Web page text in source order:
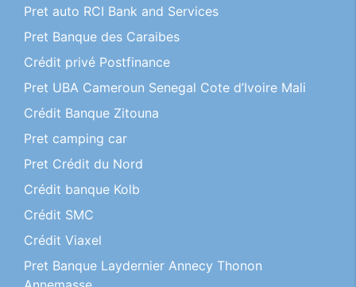
Pret auto RCI Bank and Services
Pret Banque des Caraibes
Crédit privé Postfinance
Pret UBA Cameroun Senegal Cote d’Ivoire Mali
Crédit Banque Zitouna
Pret camping car
Pret Crédit du Nord
Crédit banque Kolb
Crédit SMC
Crédit Viaxel
Pret Banque Laydernier Annecy Thonon